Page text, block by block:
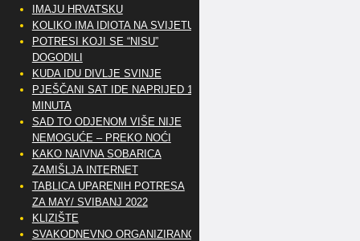
IMAJU HRVATSKU
KOLIKO IMA IDIOTA NA SVIJETU?
POTRESI KOJI SE “NISU”
DOGODILI
KUDA IDU DIVLJE SVINJE
PJEŠČANI SAT IDE NAPRIJED 10
MINUTA
SAD TO ODJENOM VIŠE NIJE
NEMOGUĆE – PREKO NOĆI
KAKO NAIVNA SOBARICA
ZAMIŠLJA INTERNET
TABLICA UPARENIH POTRESA
ZA MAY/ SVIBANJ 2022
KLIZIŠTE
SVAKODNEVNO ORGANIZIRANO